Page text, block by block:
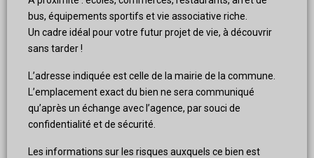
bus, équipements sportifs et vie associative riche.
Un cadre idéal pour votre futur projet de vie, à découvrir
sans tarder !
L’adresse indiquée est celle de la mairie de la commune.
L’emplacement exact du bien ne sera communiqué
qu’après un échange avec l’agence, par souci de
confidentialité et de sécurité.
Les informations sur les risques auxquels ce bien est